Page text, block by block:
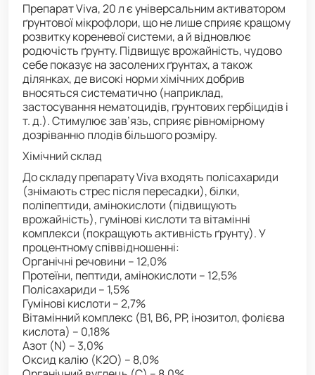
Препарат Viva, 20 л є універсальним активатором
ґрунтової мікрофлори, що не лише сприяє кращому
розвитку кореневої системи, а й відновлює
родючість ґрунту. Підвищує врожайність, чудово
себе показує на засолених ґрунтах, а також
ділянках, де високі норми хімічних добрив
вносяться систематично (наприклад,
застосування нематоцидів, ґрунтових гербіцидів і
т. д.). Стимулює зав’язь, сприяє рівномірному
дозріванню плодів більшого розміру.
Хімічний склад
До складу препарату Viva входять полісахариди
(знімають стрес після пересадки), білки,
поліпептиди, амінокислоти (підвищують
врожайність), гумінові кислоти та вітамінні
комплекси (покращують активність ґрунту). У
процентному співвідношенні:
Органічні речовини – 12,0%
Протеїни, пептиди, амінокислоти – 12,5%
Полісахариди – 1,5%
Гумінові кислоти – 2,7%
Вітамінний комплекс (B1, B6, PP, інозитол, фолієва
кислота) – 0,18%
Азот (N) – 3,0%
Оксид калію (K2O) – 8,0%